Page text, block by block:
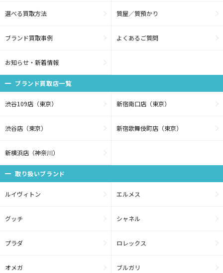
選べる買取方法 質屋／質預かり
ブランド買取事例 よくあるご質問
お知らせ・新着情報
ブランド買取店一覧
渋谷109店（東京） 新宿南口店（東京）
渋谷店（東京） 新宿歌舞伎町店（東京）
新横浜店（神奈川）
取り扱いブランド
ルイヴィトン エルメス
グッチ シャネル
プラダ ロレックス
オメガ ブルガリ